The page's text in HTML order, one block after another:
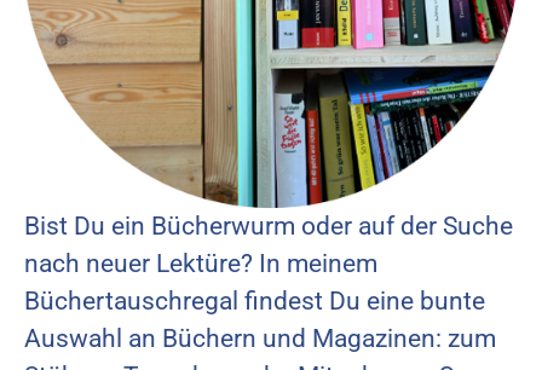
Bist Du ein Bücherwurm oder auf der Suche
nach neuer Lektüre? In meinem
Büchertauschregal findest Du eine bunte
Auswahl an Büchern und Magazinen: zum